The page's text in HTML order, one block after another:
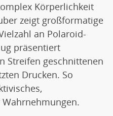
Körperlichkeit
zeigt großformatige
an Polaroid-
präsentiert
Streifen geschnittenen
Drucken. So